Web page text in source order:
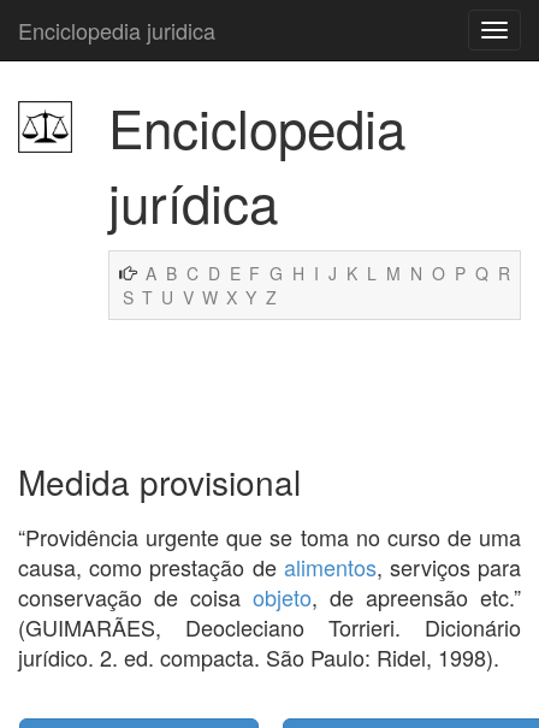
Enciclopedia juridica
Enciclopedia
jurídica
A B C D E F G H I J K L M N O P Q R
S T U V W X Y Z
Medida provisional
“Providência urgente que se toma no curso de uma
causa, como prestação de alimentos, serviços para
conservação de coisa objeto, de apreensão etc.”
(GUIMARÃES, Deocleciano Torrieri. Dicionário
jurídico. 2. ed. compacta. São Paulo: Ridel, 1998).